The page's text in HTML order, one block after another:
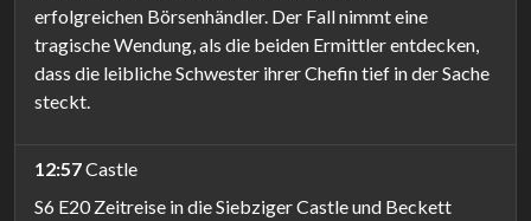
erfolgreichen Börsenhändler. Der Fall nimmt eine
tragische Wendung, als die beiden Ermittler entdecken,
dass die leibliche Schwester ihrer Chefin tief in der Sache
steckt.
12:57Castle
S6 E20 Zeitreise in die Siebziger Castle und Beckett